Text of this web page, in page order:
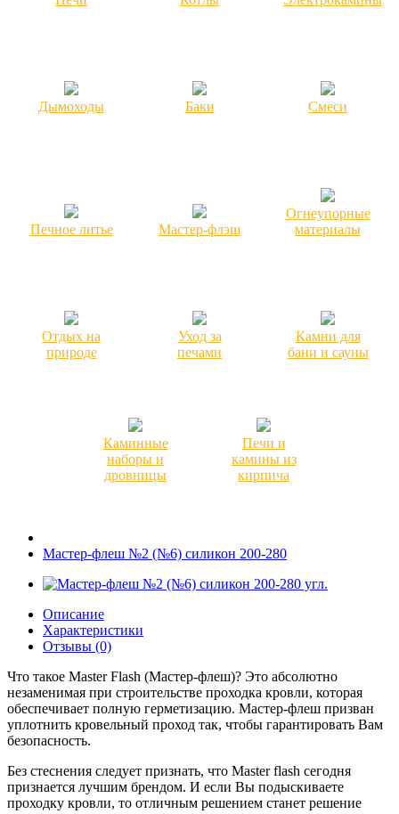
Дымоходы Баки Смеси
Печное литье Мастер-флэш
Огнеупорные
материалы
Отдых на
природе
Уход за
печами
Камни для
бани и сауны
Каминные
наборы и
дровницы
Печи и
камины из
кирпича
Мастер-флеш №2 (№6) силикон 200-280
Описание
Характеристики
Отзывы (0)
Что такое Master Flash (Мастер-флеш)? Это абсолютно
незаменимая при строительстве проходка кровли, которая
обеспечивает полную герметизацию. Мастер-флеш призван
уплотнить кровельный проход так, чтобы гарантировать Вам
безопасность.
Без стеснения следует признать, что Master flash сегодня
признается лучшим брендом. И если Вы подыскиваете
проходку кровли, то отличным решением станет решение